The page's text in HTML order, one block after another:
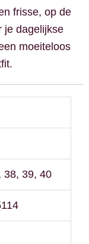
frisse, op de
je dagelijkse
moeiteloos
38, 39, 40